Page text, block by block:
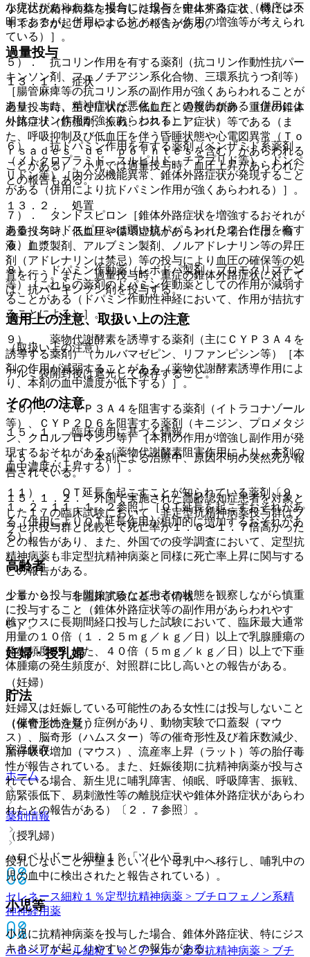
小児に抗精神病薬を投与した場合、錐体外路症状、特にジス
キネジアが起こりやすいとの報告がある。
過量投与
１３．１． 症状
過量投与時、主な症状は、低血圧、過度の鎮静、重症の錐体
外路症状（筋強剛、振戦、ジストニア症状）等である（ま
た、呼吸抑制及び低血圧を伴う昏睡状態や心電図異常（Ｔｏ
ｒｓａｄｅｓ ｄｅ ｐｏｉｎｔｅｓを含む）があらわれる
ことがある）。小児では過量投与時、血圧上昇があらわれた
との報告もある。
１３．２． 処置
過量投与時、低血圧や循環虚脱があらわれた場合には、輸
液、血漿製剤、アルブミン製剤、ノルアドレナリン等の昇圧
剤（アドレナリンは禁忌）等の投与により血圧の確保等の処
置を行う。また、過量投与時、重症の錐体外路症状に対して
は、抗パーキンソン剤を投与する。
適用上の注意、取扱い上の注意
（取扱い上の注意）
アルミ袋開封後は遮光して保存すること。
その他の注意
１５．１． 臨床使用に基づく情報
１５．１．１． 本剤による治療中、原因不明の突然死が報
告されている。
１５．１．２． 外国で実施された高齢認知症患者を対象と
した１７の臨床試験において、非定型抗精神病薬投与群はプ
ラセボ投与群と比較して死亡率が１．６〜１．７倍高かった
との報告があり、また、外国での疫学調査において、定型抗
精神病薬も非定型抗精神病薬と同様に死亡率上昇に関与する
との報告がある。
１５．２． 非臨床試験に基づく情報
雌マウスに長期間経口投与した試験において、臨床最大通常
用量の１０倍（１．２５ｍｇ／ｋｇ／日）以上で乳腺腫瘍の
発生頻度が、また、４０倍（５ｍｇ／ｋｇ／日）以上で下垂
体腫瘍の発生頻度が、対照群に比し高いとの報告がある。
貯法
（保管上の注意）
室温保存。
ホーム
薬剤情報
ハロペリドール細粒１％「ツルハラ」
セレネース細粒１％定型抗精神病薬 > ブチロフェノン系精
神神経用薬
ハロペリドール細粒１％「アメル」定型抗精神病薬 > ブチ
な症状があらわれた場合には投与を中止すること（機序は不
明であるが、併用による抗ドパミン作用の増強等が考えられ
ている）］。
５）． 抗コリン作用を有する薬剤（抗コリン作動性抗パー
キンソン剤、フェノチアジン系化合物、三環系抗うつ剤等）
［腸管麻痺等の抗コリン系の副作用が強くあらわれることが
あり、また、精神症状が悪化したとの報告がある（併用によ
り抗コリン作用が強くあらわれる）］。
６）． 抗ドパミン作用を有する薬剤（ベンザミド系薬剤
（メトクロプラミド、スルピリド、チアプリド等）、ドンペ
リドン等）［内分泌機能異常、錐体外路症状が発現すること
がある（併用により抗ドパミン作用が強くあらわれる）］。
７）． タンドスピロン［錐体外路症状を増強するおそれが
ある（タンドスピロンは弱い抗ドパミン（Ｄ２）作用を有す
る）］。
８）． ドパミン作動薬（レボドパ製剤、ブロモクリプチン
等）［これらの薬剤のドパミン作動薬としての作用が減弱す
ることがある（ドパミン作動性神経において、作用が拮抗す
ることによる）］。
９）． 薬物代謝酵素を誘導する薬剤（主にＣＹＰ３Ａ４を
誘導する薬剤）（カルバマゼピン、リファンピシン等）［本
剤の作用が減弱することがある（薬物代謝酵素誘導作用によ
り、本剤の血中濃度が低下する）］。
１０）． ＣＹＰ３Ａ４を阻害する薬剤（イトラコナゾール
等）、ＣＹＰ２Ｄ６を阻害する薬剤（キニジン、プロメタジ
ン、クロルプロマジン等）［本剤の作用が増強し副作用が発
現するおそれがある（薬物代謝酵素阻害作用により、本剤の
血中濃度が上昇する）］。
１１）． ＱＴ延長を起こすことが知られている薬剤〔９．
１．２、１１．１．２参照〕［ＱＴ延長を起こすおそれがあ
る（併用によりＱＴ延長作用が相加的に増加するおそれがあ
る）］。
高齢者
少量から投与を開始するなど患者の状態を観察しながら慎重
に投与すること（錐体外路症状等の副作用があらわれやす
い）。
妊婦・授乳婦
（妊婦）
妊婦又は妊娠している可能性のある女性には投与しないこと
（催奇形性を疑う症例があり、動物実験で口蓋裂（マウ
ス）、脳奇形（ハムスター）等の催奇形性及び着床数減少、
胎仔吸収増加（マウス）、流産率上昇（ラット）等の胎仔毒
性が報告されている。また、妊娠後期に抗精神病薬が投与さ
れている場合、新生児に哺乳障害、傾眠、呼吸障害、振戦、
筋緊張低下、易刺激性等の離脱症状や錐体外路症状があらわ
れたとの報告がある）〔２．７参照〕。
（授乳婦）
授乳しないことが望ましい（ヒト母乳中へ移行し、哺乳中の
児の血中に検出されたと報告されている）。
小児等
小児に抗精神病薬を投与した場合、錐体外路症状、特にジス
キネジアが起こりやすいとの報告がある。